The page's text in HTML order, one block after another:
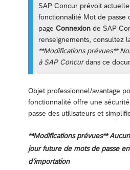
SAP Concur prévoit
fonctionnalité Mot de passe
pageConnexion de SAP
renseignements, consultez
**Modifications prévues**
à SAP Concurdans ce
Objet professionnel/avantage
fonctionnalité offre une
passe des utilisateurs et
**Modifications prévues**
jour future de mots de passe
d’importation